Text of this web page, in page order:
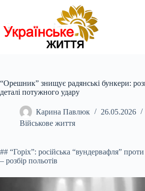
“Орешник” знищує радянські бункери:
деталі потужного удару
Карина Павлюк
26.05.2026
Військове життя
## “Горіх”: російська “вундервафля”
– розбір польотів